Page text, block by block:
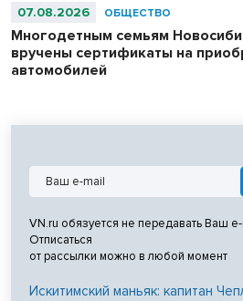
07.08.2026 ОБЩЕСТВО
Многодетным семьям
вручены сертификаты на
автомобилей
VN.ru обязуется не передавать Ваш
Отписаться
от рассылки можно в любой момент
Искитимский маньяк: капитан